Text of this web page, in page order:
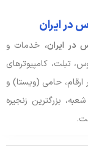
در ایران
در ایران، خدمات و
تبلت، کامپیوترهای
ارقام، حامی (ویستا) و
ارائه می دهد. ایسوس ایران با بیش از 15 شعبه، بزرگترین زنجیره